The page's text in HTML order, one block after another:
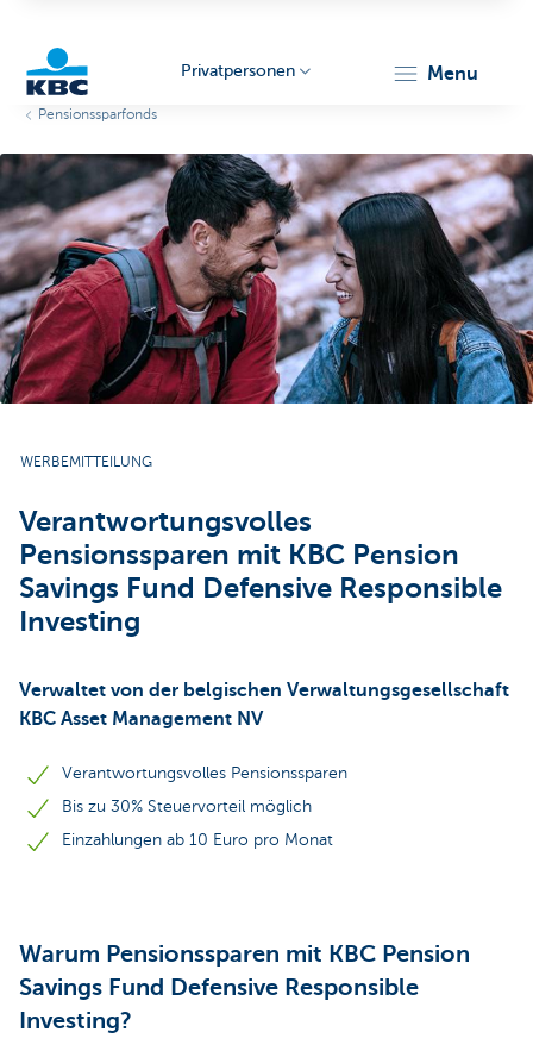
Particulieren
Privatpersonen menu
Pensionssparfonds
WERBEMITTEILUNG
Verantwortungsvolles
Pensionssparen mit KBC Pension
Savings Fund Defensive Responsible
Investing
Verwaltet von der belgischen Verwaltungsgesellschaft
KBC Asset Management NV
Verantwortungsvolles Pensionssparen
Bis zu 30% Steuervorteil möglich
Einzahlungen ab 10 Euro pro Monat
Warum Pensionssparen mit KBC Pension
Savings Fund Defensive Responsible
Investing?